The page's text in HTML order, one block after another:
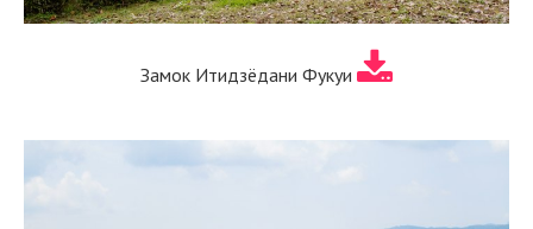
Замок Итидзёдани Фукуи